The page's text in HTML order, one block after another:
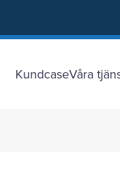
KundcaseVåra